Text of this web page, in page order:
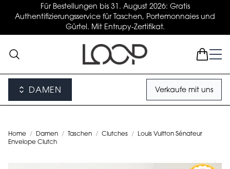
Für Bestellungen bis 31. August 2026: Gratis
Authentifizierungsservice für Taschen, Portemonnaies und
Gürtel. Mit Entrupy-Zertifikat.
DAMEN Verkaufe mit uns
Home / Damen / Taschen / Clutches /
Louis Vuitton Sénateur
Envelope Clutch